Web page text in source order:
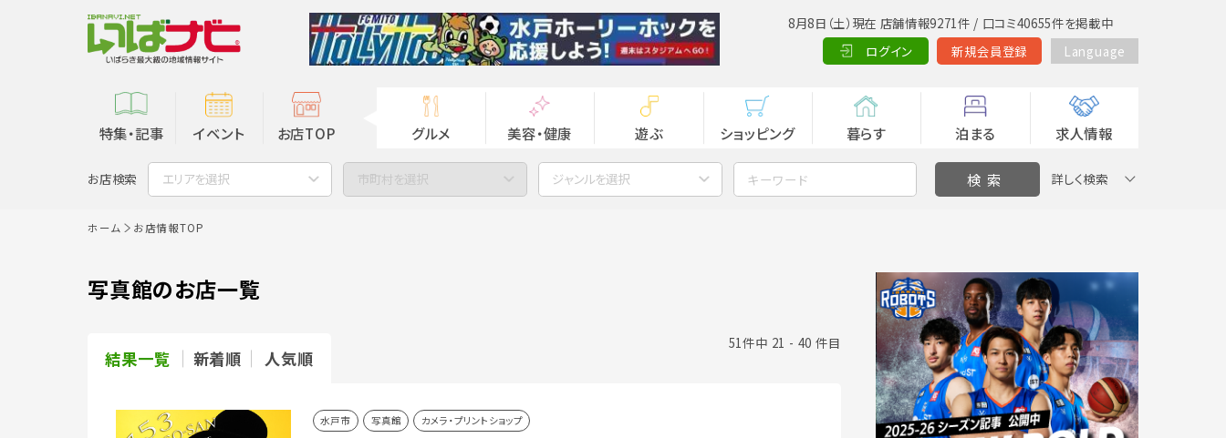
8月8日（土）現在 店舗情報9271件 / 口コミ40655件を掲載中
ログイン
新規会員登録 Language
特集・記事 イベント お店TOP グルメ 美容・健康 遊ぶ ショッピング 暮らす 泊まる 求人情報
お店検索 エリアを選択 市町村を選択 ジャンルを選択 詳しく検索
ホーム お店情報TOP
写真館のお店一覧
結果一覧 新着順 人気順
51件中 21 - 40 件目
水戸市 写真館 カメラ・プリントショップ